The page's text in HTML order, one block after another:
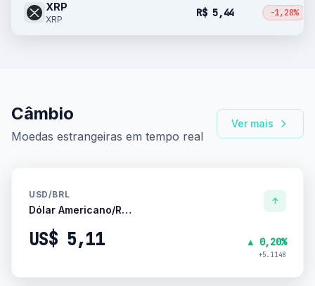
XRP
XRP
R$ 5,44 -1,28%
Câmbio
Moedas estrangeiras em tempo real
Ver mais
USD/BRL
Dólar Americano/Real Brasileiro
↑
US$ 5,11 ▲ 0,20%
+5.1148